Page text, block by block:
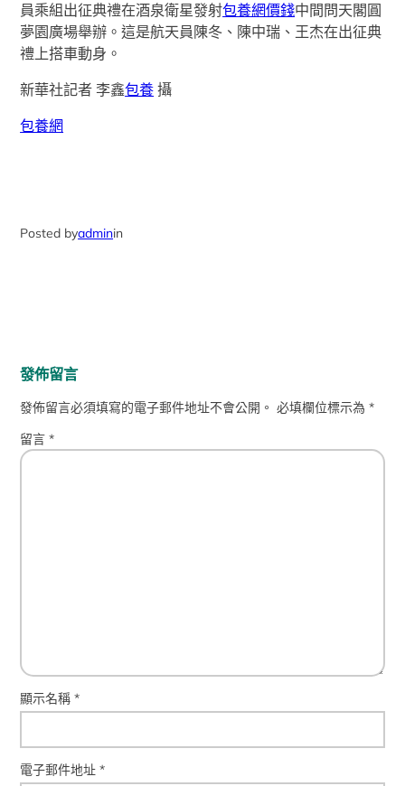
員乘組出征典禮在酒泉衛星發射包養網價錢中間問天閣圓
夢園廣場舉辦。這是航天員陳冬、陳中瑞、王杰在出征典
禮上搭車動身。
新華社記者 李鑫包養 攝
包養網
Posted byadminin
發佈留言
發佈留言必須填寫的電子郵件地址不會公開。 必填欄位標示為*
留言*
顯示名稱*
電子郵件地址*